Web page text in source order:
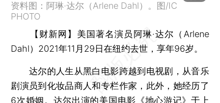
资料图：阿琳·达尔（Arlene Dahl）。图/IC
PHOTO
【财新网】 美国著名演员阿琳·达尔（Arlene
Dahl）2021年11月29日在纽约去世，享年96岁。
达尔的人生从黑白电影跨越到电视剧，从音乐
剧演员到化妆品商人和专栏作家，此外，她经历了
6次婚姻。达尔出演的美国电影《地心游记》于上